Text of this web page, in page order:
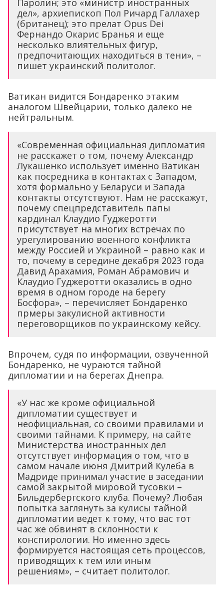
Паролин; это «министр иностранных
дел», архиепископ Пол Ричард Галлахер
(британец); это прелат Opus Dei
Фернандо Окарис Бранья и еще
несколько влиятельных фигур,
предпочитающих находиться в тени», –
пишет украинский политолог.
Ватикан видится Бондаренко этаким
аналогом Швейцарии, только далеко не
нейтральным.
«Современная официальная дипломатия
не расскажет о том, почему Александр
Лукашенко использует именно Ватикан
как посредника в контактах с Западом,
хотя формально у Беларуси и Запада
контакты отсутствуют. Нам не расскажут,
почему спецпредставитель папы
кардинал Клаудио Гуджеротти
присутствует на многих встречах по
урегулированию военного конфликта
между Россией и Украиной – равно как и
то, почему в середине декабря 2023 года
Давид Арахамия, Роман Абрамович и
Клаудио Гуджеротти оказались в одно
время в одном городе на берегу
Босфора», – перечисляет Бондаренко
прмеры закулисной активности
переговорщиков по украинскому кейсу.
Впрочем, судя по информации, озвученной
Бондаренко, не чураются тайной
дипломатии и на берегах Днепра.
«У нас же кроме официальной
дипломатии существует и
неофициальная, со своими правилами и
своими тайнами. К примеру, на сайте
Министерства иностранных дел
отсутствует информация о том, что в
самом начале июня Дмитрий Кулеба в
Мадриде принимал участие в заседании
самой закрытой мировой тусовки –
Бильдербергского клуба. Почему? Любая
попытка заглянуть за кулисы тайной
дипломатии ведет к тому, что вас тот
час же обвинят в склонности к
конспирологии. Но именно здесь
формируется настоящая сеть процессов,
приводящих к тем или иным
решениям», – считает политолог.